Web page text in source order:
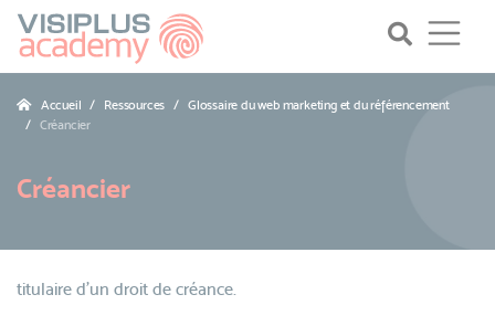
Accueil Ressources
Glossaire du web marketing et du référencement
Créancier
Créancier
titulaire d’un droit de créance.